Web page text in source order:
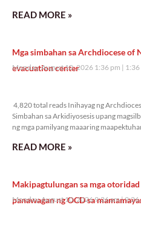
READ MORE »
Mga simbahan sa Archdiocese of
evacuation center
Monday, August 10, 2026 1:36 pm 1:36
4,820 total reads Inihayag ng
Simbahan sa Arkidiyosesis upang
ng mga pamilyang maaaring
READ MORE »
Makipagtulungan sa mga
panawagan ng OCD sa
Monday, August 10, 2026 9:26 am 9:26